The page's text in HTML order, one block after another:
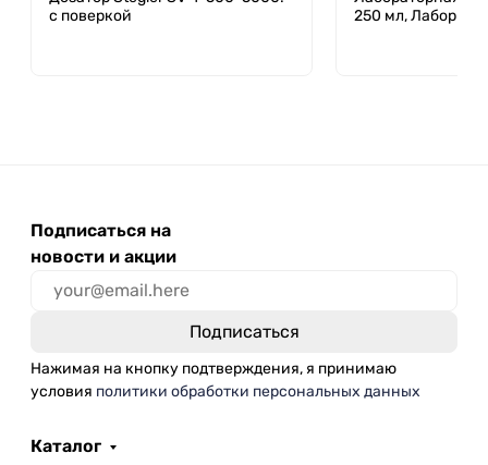
с поверкой
250 мл, Лаборио
Подписаться на
новости и акции
Нажимая на кнопку подтверждения, я принимаю
условия политики обработки персональных данных
Каталог